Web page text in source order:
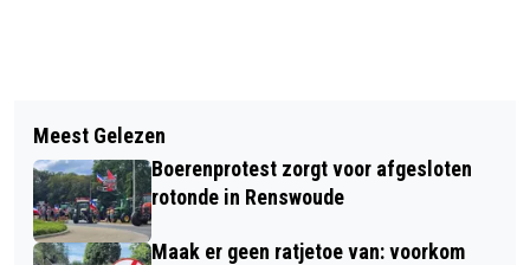
OPVANG IN DE "DE HERBERG"
BELEEF DE GROOTSTE
ZOMEREVENEMENTEN BIJ OMROEP
GELDERLAND
Meest Gelezen
Boerenprotest zorgt voor afgesloten
rotonde in Renswoude
Maak er geen ratjetoe van: voorkom